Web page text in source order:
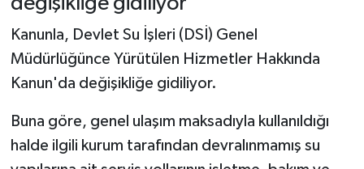
Kanunla, Devlet Su İşleri (DSİ) Genel
Müdürlüğünce Yürütülen Hizmetler Hakkında
Kanun'da değişikliğe gidiliyor.
Buna göre, genel ulaşım maksadıyla kullanıldığı
halde ilgili kurum tarafından devralınmamış su